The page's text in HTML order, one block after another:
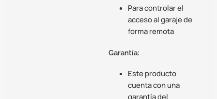
Para controlar el
acceso al garaje de
forma remota
Garantía:
Este producto
cuenta con una